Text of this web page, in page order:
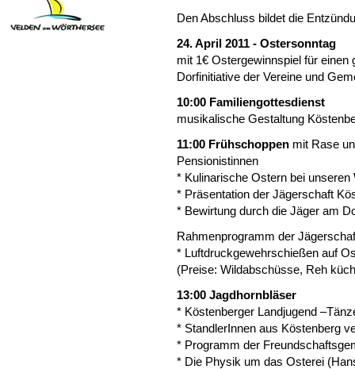
Den Abschluss bildet die
24. April 2011 - Ostersonntag
mit 1€ Ostergewinnspiel für einen
Dorfinitiative der Vereine und
10:00 Familiengottesdienst
musikalische Gestaltung
11:00 Frühschoppen mit Rase
Pensionistinnen
* Kulinarische Ostern bei unseren
* Präsentation der Jägerschaft
* Bewirtung durch die Jäger am
Rahmenprogramm der
* Luftdruckgewehrschießen auf
(Preise: Wildabschüsse, Reh
13:00 Jagdhornbläser
* Köstenberger Landjugend
* StandlerInnen aus Köstenberg
* Programm der
* Die Physik um das Osterei